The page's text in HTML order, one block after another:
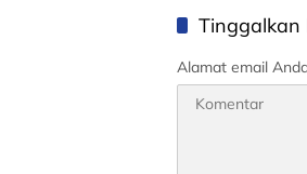
Tinggalkan
Alamat email